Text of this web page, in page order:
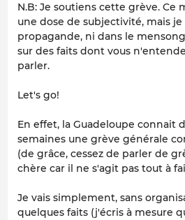
N.B: Je soutiens cette grève. Ce
une dose de subjectivité, mais
propagande, ni dans le
sur des faits dont vous
parler.
Let's go!
En effet, la Guadeloupe connait
semaines une grève générale
(de grâce, cessez de parler de
chère car il ne s'agit pas tout à
Je vais simplement, sans
quelques faits (j'écris à mesure